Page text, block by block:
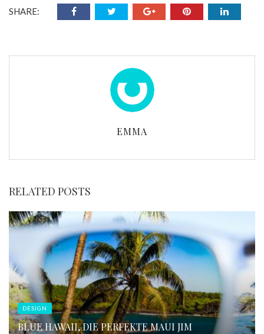
SHARE:
EMMA
RELATED POSTS
DESIGN
BLUE HAWAII, DIE PERFEKTE MAUI JIM